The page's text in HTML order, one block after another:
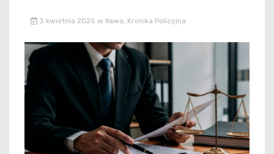
3 kwietnia 2025 w Iława, Kronika Policyjna